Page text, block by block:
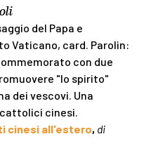
del Papa e
Vaticano, card. Parolin:
con due
"lo spirito"
dei vescovi. Una
cinesi.
cinesi all'estero, di